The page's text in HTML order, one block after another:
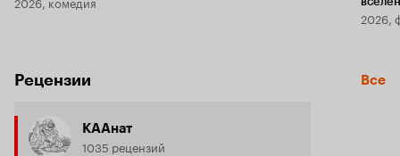
2026,
Рецензии Все
КААнат
1035 рецензий